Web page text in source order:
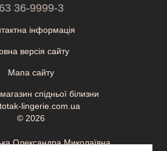
36-9999-3
інформація
версія сайту
Мапа сайту
спідньої білизни
lingerie.com.ua
© 2026
Олександра Миколаївна